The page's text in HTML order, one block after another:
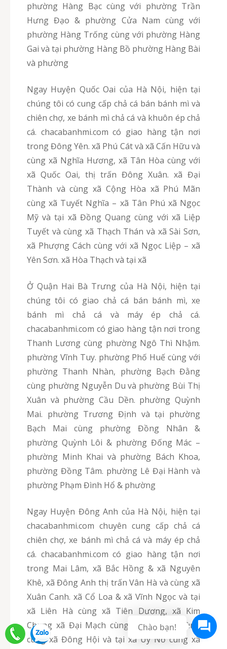
phường Hàng Bạc cùng với phường Trần
Hưng Đạo & phường Cửa Nam cùng với
phường Hàng Trống cùng với phường Hàng
Gai và tại phường Hàng Bồ phường Hàng Bài
và phường
Ngay Huyện Quốc Oai của Hà Nội, hiện tại
chúng tôi có cung cấp chả cá bán bánh mì và
chiên chợ, xe bánh mì chả cá và khuôn ép chả
cá. chacabanhmi.com có giao hàng tận nơi
trong Đông Yên. xã Phú Cát và xã Cấn Hữu và
cùng xã Nghĩa Hương, xã Tân Hòa cùng với
xã Quốc Oai, thị trấn Đông Xuân. xã Đại
Thành và cùng xã Cộng Hòa xã Phú Mãn
cùng xã Tuyết Nghĩa – xã Tân Phú xã Ngọc
Mỹ và tại xã Đồng Quang cùng với xã Liệp
Tuyết và cùng xã Thạch Thán và xã Sài Sơn,
xã Phượng Cách cùng với xã Ngọc Liệp – xã
Yên Sơn. xã Hòa Thạch và tại xã
Ở Quận Hai Bà Trưng của Hà Nội, hiện tại
chúng tôi có giao chả cá bán bánh mì, xe
bánh mì chả cá và máy ép chả cá.
chacabanhmi.com có giao hàng tận nơi trong
Thanh Lương cùng phường Ngô Thì Nhậm.
phường Vĩnh Tuy. phường Phố Huế cùng với
phường Thanh Nhàn, phường Bạch Đằng
cùng phường Nguyễn Du và phường Bùi Thị
Xuân và phường Cầu Dền. phường Quỳnh
Mai. phường Trương Định và tại phường
Bạch Mai cùng phường Đồng Nhân &
phường Quỳnh Lôi & phường Đống Mác –
phường Minh Khai và phường Bách Khoa,
phường Đồng Tâm. phường Lê Đại Hành và
phường Phạm Đình Hổ & phường
Ngay Huyện Đông Anh của Hà Nội, hiện tại
chacabanhmi.com chuyên cung cấp chả cá
chiên chợ, xe bánh mì chả cá và máy ép chả
cá. chacabanhmi.com có giao hàng tận nơi
trong Mai Lâm, xã Bắc Hồng & xã Nguyên
Khê, xã Đông Anh thị trấn Vân Hà và cùng xã
Xuân Canh. xã Cổ Loa & xã Vĩnh Ngọc và tại
xã Liên Hà cùng xã Tiên Dương, xã Kim
Chung xã Đại Mạch cùng với xã Việt Hùng
cùng xã Đông Hội và tại xã Uy Nỗ cùng xã